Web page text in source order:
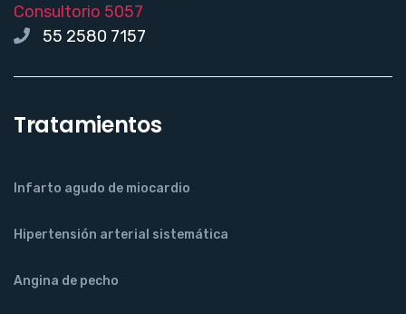
Consultorio 5057
55 2580 7157
Tratamientos
Infarto agudo de miocardio
Hipertensión arterial sistemática
Angina de pecho